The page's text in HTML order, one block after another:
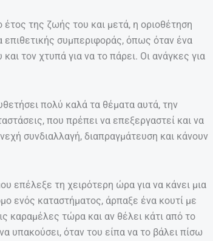
της ζωής του και μετά, η οριοθέτηση
επιθετικής συμπεριφοράς, όπως όταν ένα
τον χτυπά για να το πάρει. Οι ανάγκες για
πολύ καλά τα θέματα αυτά, την
που πρέπει να επεξεργαστεί και να
συνδιαλλαγή, διαπραγμάτευση και κάνουν
επέλεξε τη χειρότερη ώρα για να κάνει μια
ενός καταστήματος, άρπαξε ένα κουτί με
καραμέλες τώρα και αν θέλει κάτι από το
υπακούσει, όταν του είπα να το βάλει πίσω